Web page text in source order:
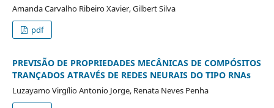
Amanda Carvalho Ribeiro Xavier, Gilbert Silva
pdf
PREVISÃO DE PROPRIEDADES MECÂNICAS DE COMPÓSITOS
TRANÇADOS ATRAVÉS DE REDES NEURAIS DO TIPO RNAs
Luzayamo Virgílio Antonio Jorge, Renata Neves Penha